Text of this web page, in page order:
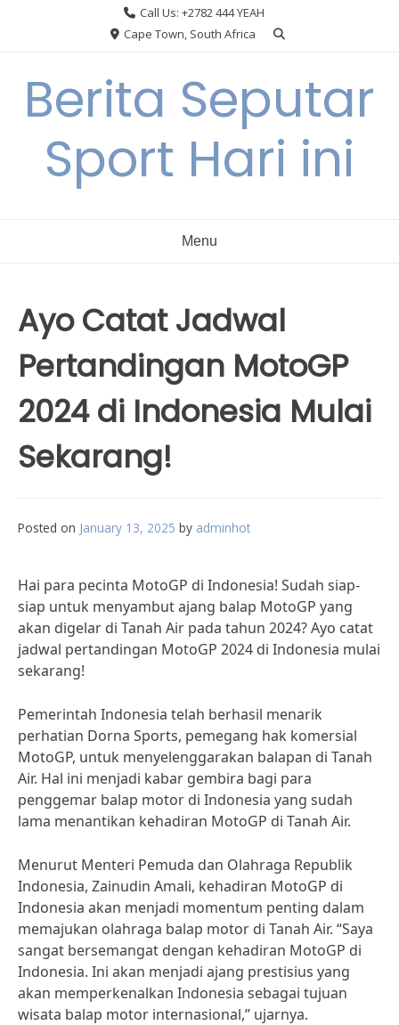
Call Us: +2782 444 YEAH
Cape Town, South Africa
Berita Seputar
Sport Hari ini
Menu
Ayo Catat Jadwal
Pertandingan MotoGP
2024 di Indonesia Mulai
Sekarang!
Posted on January 13, 2025 by adminhot
Hai para pecinta MotoGP di Indonesia! Sudah siap-
siap untuk menyambut ajang balap MotoGP yang
akan digelar di Tanah Air pada tahun 2024? Ayo catat
jadwal pertandingan MotoGP 2024 di Indonesia mulai
sekarang!
Pemerintah Indonesia telah berhasil menarik
perhatian Dorna Sports, pemegang hak komersial
MotoGP, untuk menyelenggarakan balapan di Tanah
Air. Hal ini menjadi kabar gembira bagi para
penggemar balap motor di Indonesia yang sudah
lama menantikan kehadiran MotoGP di Tanah Air.
Menurut Menteri Pemuda dan Olahraga Republik
Indonesia, Zainudin Amali, kehadiran MotoGP di
Indonesia akan menjadi momentum penting dalam
memajukan olahraga balap motor di Tanah Air. “Saya
sangat bersemangat dengan kehadiran MotoGP di
Indonesia. Ini akan menjadi ajang prestisius yang
akan memperkenalkan Indonesia sebagai tujuan
wisata balap motor internasional,” ujarnya.